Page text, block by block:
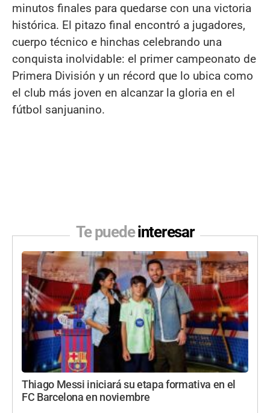
minutos finales para quedarse con una victoria
histórica. El pitazo final encontró a jugadores,
cuerpo técnico e hinchas celebrando una
conquista inolvidable: el primer campeonato de
Primera División y un récord que lo ubica como
el club más joven en alcanzar la gloria en el
fútbol sanjuanino.
Te puedeinteresar
Thiago Messi iniciará su etapa formativa en el
FC Barcelona en noviembre